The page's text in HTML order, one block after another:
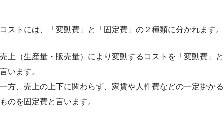
コストには、「変動費」と「固定費」の２種類に分かれます。
売上（生産量・販売量）により変動するコストを「変動費」と
言います。
一方、売上の上下に関わらず、家賃や人件費などの一定掛かる
ものを固定費と言います。